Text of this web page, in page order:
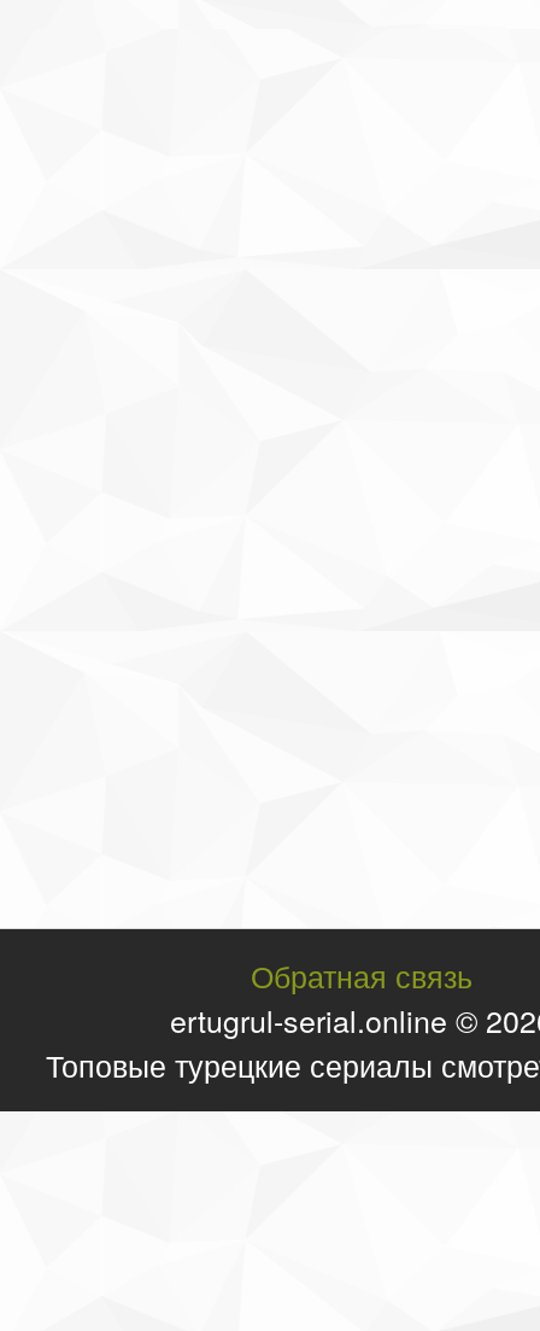
Обратная связь
ertugrul-serial.online ©
Топовые турецкие сериалы